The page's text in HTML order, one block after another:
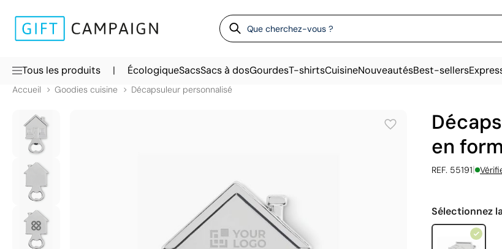
Tous les produits | ÉcologiqueSacsSacs à dosGourdesT-shirtsCuisineNouveautésBest-sellers
Accueil Goodies cuisine Décapsuleur personnalisé
en
REF. 55191|
Sélectionnez